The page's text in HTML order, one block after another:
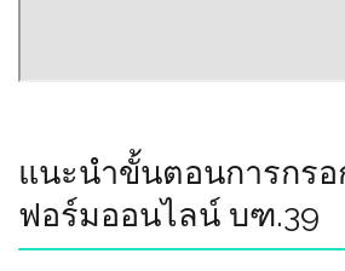
แนะนำขั้นตอนการกร
ฟอร์มออนไลน์ บฑ.39